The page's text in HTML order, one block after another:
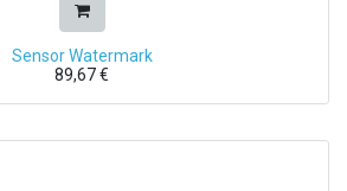
Sensor Watermark
89,67€